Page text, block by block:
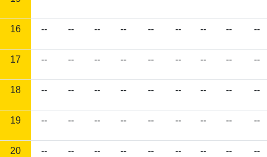
16 -- -- -- -- -- -- -- -- --
17 -- -- -- -- -- -- -- -- --
18 -- -- -- -- -- -- -- -- --
19 -- -- -- -- -- -- -- -- --
20 -- -- -- -- -- -- -- -- --